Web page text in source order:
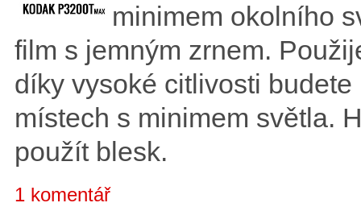
minimem okolního
film s jemným zrnem.
díky vysoké citlivosti
místech s minimem světla.
použít blesk.
1 komentář